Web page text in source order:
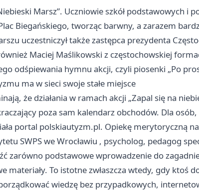
Marsz”. Uczniowie szkół podstawowych i
Biegańskiego, tworząc barwny, a zarazem
uczestniczył także zastępca prezydenta
Maciej Maślikowski z częstochowskiej
odśpiewania hymnu akcji, czyli piosenki „Po
ma w sieci swoje stałe miejsce
że działania w ramach akcji „Zapal się na
poza sam kalendarz obchodów. Dla osób,
portal polskiautyzm.pl. Opiekę merytoryczną
SWPS weWrocławiu , psycholog, pedagog
zarówno podstawowe wprowadzenie do
materiały. To istotne zwłaszcza wtedy, gdy ktoś
wiedzę bez przypadkowych,